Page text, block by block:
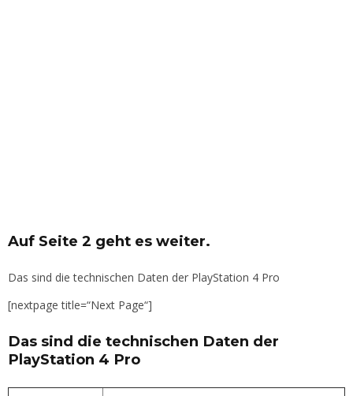
Auf Seite 2 geht es weiter.
Das sind die technischen Daten der PlayStation 4 Pro
[nextpage title=“Next Page“]
Das sind die technischen Daten der
PlayStation 4 Pro